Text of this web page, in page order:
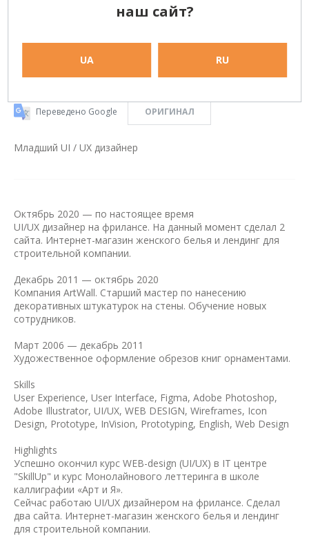
Переведено Google ОРИГИНАЛ
Младший UI / UX дизайнер
Октябрь 2020 — по настоящее время
UI/UX дизайнер на фрилансе. На данный момент сделал 2
сайта. Интернет-магазин женского белья и лендинг для
строительной компании.
Декабрь 2011 — октябрь 2020
Компания ArtWall. Старший мастер по нанесению
декоративных штукатурок на стены. Обучение новых
сотрудников.
Март 2006 — декабрь 2011
Художественное оформление обрезов книг орнаментами.
Skills
User Experience, User Interface, Figma, Adobe Photoshop,
Adobe Illustrator, UI/UX, WEB DESIGN, Wireframes, Icon
Design, Prototype, InVision, Prototyping, English, Web Design
Highlights
Успешно окончил курс WEB-design (UI/UX) в IT центре
"SkillUp" и курс Монолайнового леттеринга в школе
каллиграфии «Арт и Я».
Сейчас работаю UI/UX дизайнером на фрилансе. Сделал
два сайта. Интернет-магазин женского белья и лендинг
для строительной компании.
наш сайт?
UA RU